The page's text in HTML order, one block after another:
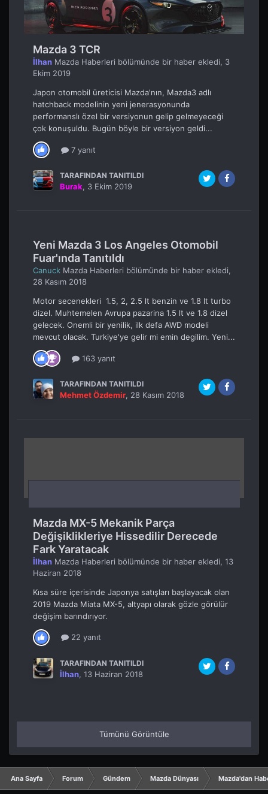
Mazda 3 TCR
İlhan Mazda Haberleri bölümünde bir haber ekledi, 3
Ekim 2019
Japon otomobil üreticisi Mazda'nın, Mazda3 adlı
hatchback modelinin yeni jenerasyonunda
performanslı özel bir versiyonun gelip gelmeyeceği
çok konuşuldu. Bugün böyle bir versiyon geldi...
7 yanıt
TARAFINDAN TANITILDI
Burak, 3 Ekim 2019
Yeni Mazda 3 Los Angeles Otomobil
Fuar'ında Tanıtıldı
Canuck Mazda Haberleri bölümünde bir haber ekledi,
28 Kasım 2018
Motor secenekleri 1.5, 2, 2.5 lt benzin ve 1.8 lt turbo
dizel. Muhtemelen Avrupa pazarina 1.5 lt ve 1.8 dizel
gelecek. Onemli bir yenilik, ilk defa AWD modeli
mevcut olacak. Turkiye'ye gelir mi emin degilim. Yeni...
163 yanıt
TARAFINDAN TANITILDI
Mehmet Özdemir, 28 Kasım 2018
Mazda MX-5 Mekanik Parça
Değişiklikleriye Hissedilir Derecede
Fark Yaratacak
İlhan Mazda Haberleri bölümünde bir haber ekledi, 13
Haziran 2018
Kısa süre içerisinde Japonya satışları başlayacak olan
2019 Mazda Miata MX-5, altyapı olarak gözle görülür
değişim barındırıyor.
22 yanıt
TARAFINDAN TANITILDI
İlhan, 13 Haziran 2018
Tümünü Görüntüle
Ana Sayfa Forum Gündem Mazda Dünyası Mazda'dan